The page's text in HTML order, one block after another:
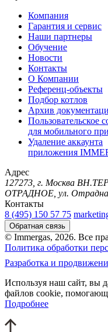
Компания
Гарантия и сервис
Наши партнеры
Обучение
Новости
Контакты
О Компании
Референц-объекты
Подбор котлов
Архив
Пользовательское
для мобильного
Удаление аккаунта
приложения
Адрес
127273, г. Москва
ОТРАДНОЕ, ул.
Контакты
8 (495) 150 57 75
Обратная связь
© Immergas, 2026. Все
Политика обработки
Разработка и
Используя наш сайт, вы
файлов cookie,
Подробнее